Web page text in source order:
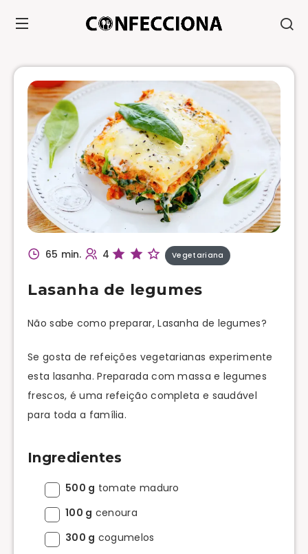
65 min. 4 Vegetariana
Lasanha de legumes
Não sabe como preparar, Lasanha de legumes?
Se gosta de refeições vegetarianas experimente
esta lasanha. Preparada com massa e legumes
frescos, é uma refeição completa e saudável
para toda a família.
Ingredientes
500 g tomate maduro
100 g cenoura
300 g cogumelos